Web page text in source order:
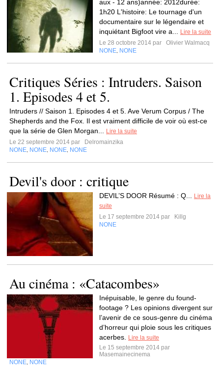
aux - 12 ans)année: 2012durée:
1h20 L'histoire: Le tournage d'un
documentaire sur le légendaire et
inquiétant Bigfoot vire a...
Lire la suite
Le 28 octobre 2014 par
Olivier Walmacq
NONE NONE
Critiques Séries : Intruders. Saison
1. Episodes 4 et 5.
Intruders // Saison 1. Episodes 4 et 5. Ave Verum Corpus / The
Shepherds and the Fox. Il est vraiment difficile de voir où est-ce
que la série de Glen Morgan...
Lire la suite
Le 22 septembre 2014 par
Delromainzika
NONE NONE NONE NONE
Devil's door : critique
DEVIL’S DOOR Résumé : Q...
Lire la
suite
Le 17 septembre 2014 par
Killg
NONE
Au cinéma : «Catacombes»
Inépuisable, le genre du found-
footage ? Les opinions divergent sur
l’avenir de ce sous-genre du cinéma
d’horreur qui ploie sous les critiques
acerbes.
Lire la suite
Le 15 septembre 2014 par
Masemainecinema
NONE NONE